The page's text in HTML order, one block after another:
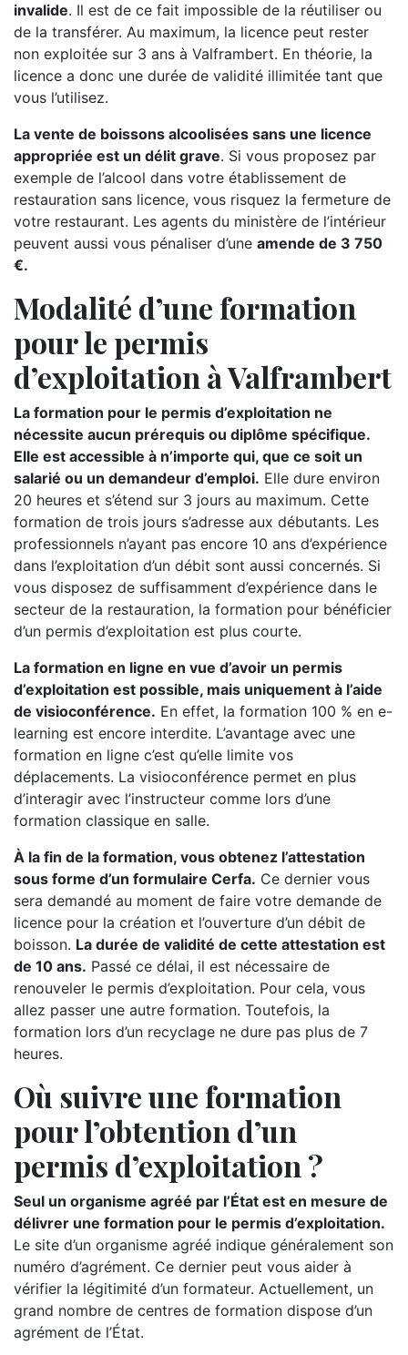
invalide. Il est de ce fait impossible de la réutiliser ou
de la transférer. Au maximum, la licence peut rester
non exploitée sur 3 ans à Valframbert. En théorie, la
licence a donc une durée de validité illimitée tant que
vous l’utilisez.
La vente de boissons alcoolisées sans une licence
appropriée est un délit grave. Si vous proposez par
exemple de l’alcool dans votre établissement de
restauration sans licence, vous risquez la fermeture de
votre restaurant. Les agents du ministère de l’intérieur
peuvent aussi vous pénaliser d’une amende de 3 750
€.
Modalité d’une formation
pour le permis
d’exploitation à Valframbert
La formation pour le permis d’exploitation ne
nécessite aucun prérequis ou diplôme spécifique.
Elle est accessible à n’importe qui, que ce soit un
salarié ou un demandeur d’emploi. Elle dure environ
20 heures et s’étend sur 3 jours au maximum. Cette
formation de trois jours s’adresse aux débutants. Les
professionnels n’ayant pas encore 10 ans d’expérience
dans l’exploitation d’un débit sont aussi concernés. Si
vous disposez de suffisamment d’expérience dans le
secteur de la restauration, la formation pour bénéficier
d’un permis d’exploitation est plus courte.
La formation en ligne en vue d’avoir un permis
d’exploitation est possible, mais uniquement à l’aide
de visioconférence. En effet, la formation 100 % en e-
learning est encore interdite. L’avantage avec une
formation en ligne c’est qu’elle limite vos
déplacements. La visioconférence permet en plus
d’interagir avec l’instructeur comme lors d’une
formation classique en salle.
À la fin de la formation, vous obtenez l’attestation
sous forme d’un formulaire Cerfa. Ce dernier vous
sera demandé au moment de faire votre demande de
licence pour la création et l’ouverture d’un débit de
boisson. La durée de validité de cette attestation est
de 10 ans. Passé ce délai, il est nécessaire de
renouveler le permis d’exploitation. Pour cela, vous
allez passer une autre formation. Toutefois, la
formation lors d’un recyclage ne dure pas plus de 7
heures.
Où suivre une formation
pour l’obtention d’un
permis d’exploitation ?
Seul un organisme agréé par l’État est en mesure de
délivrer une formation pour le permis d’exploitation.
Le site d’un organisme agréé indique généralement son
numéro d’agrément. Ce dernier peut vous aider à
vérifier la légitimité d’un formateur. Actuellement, un
grand nombre de centres de formation dispose d’un
agrément de l’État.